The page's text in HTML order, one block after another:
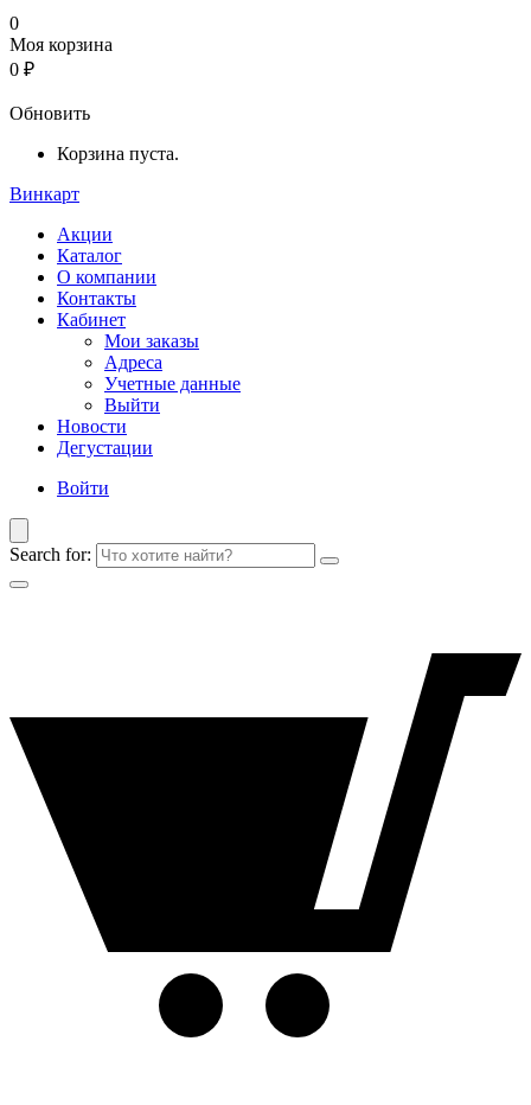
0
Моя корзина
0 ₽
Обновить
Корзина пуста.
Винкарт
Акции
Каталог
О компании
Контакты
Кабинет
Мои заказы
Адреса
Учетные данные
Выйти
Новости
Дегустации
Войти
Search for: